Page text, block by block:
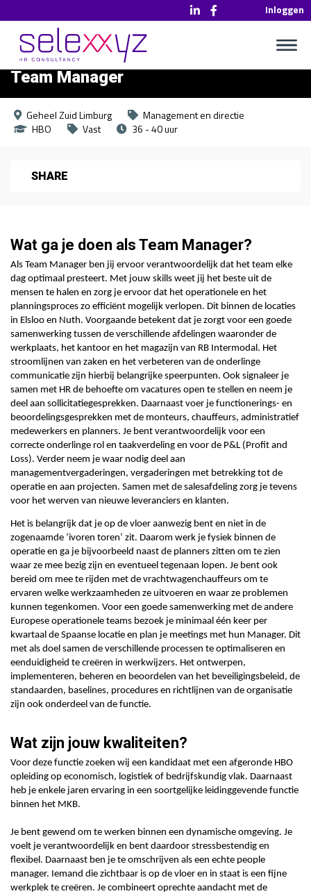
Inloggen
Team Manager
Geheel Zuid Limburg
Management en directie
HBO
Vast 36 - 40 uur
SHARE
Wat ga je doen als Team Manager?
Als Team Manager ben jij ervoor verantwoordelijk dat het team elke
dag optimaal presteert. Met jouw skills weet jij het beste uit de
mensen te halen en zorg je ervoor dat het operationele en het
planningsproces zo efficiënt mogelijk verlopen. Dit binnen de locaties
in Elsloo en Nuth. Voorgaande betekent dat je zorgt voor een goede
samenwerking tussen de verschillende afdelingen waaronder de
werkplaats, het kantoor en het magazijn van RB Intermodal. Het
stroomlijnen van zaken en het verbeteren van de onderlinge
communicatie zijn hierbij belangrijke speerpunten. Ook signaleer je
samen met HR de behoefte om vacatures open te stellen en neem je
deel aan sollicitatiegesprekken. Daarnaast voer je functionerings- en
beoordelingsgesprekken met de monteurs, chauffeurs, administratief
medewerkers en planners. Je bent verantwoordelijk voor een
correcte onderlinge rol en taakverdeling en voor de P&L (Profit and
Loss). Verder neem je waar nodig deel aan
managementvergaderingen, vergaderingen met betrekking tot de
operatie en aan projecten. Samen met de salesafdeling zorg je tevens
voor het werven van nieuwe leveranciers en klanten.
Het is belangrijk dat je op de vloer aanwezig bent en niet in de
zogenaamde ‘ivoren toren’ zit. Daarom werk je fysiek binnen de
operatie en ga je bijvoorbeeld naast de planners zitten om te zien
waar ze mee bezig zijn en eventueel tegenaan lopen. Je bent ook
bereid om mee te rijden met de vrachtwagenchauffeurs om te
ervaren welke werkzaamheden ze uitvoeren en waar ze problemen
kunnen tegenkomen. Voor een goede samenwerking met de andere
Europese operationele teams bezoek je minimaal één keer per
kwartaal de Spaanse locatie en plan je meetings met hun Manager. Dit
met als doel samen de verschillende processen te optimaliseren en
eenduidigheid te creëren in werkwijzers. Het ontwerpen,
implementeren, beheren en beoordelen van het beveiligingsbeleid, de
standaarden, baselines, procedures en richtlijnen van de organisatie
zijn ook onderdeel van de functie.
Wat zijn jouw kwaliteiten?
Voor deze functie zoeken wij een kandidaat met een afgeronde HBO
opleiding op economisch, logistiek of bedrijfskundig vlak. Daarnaast
heb je enkele jaren ervaring in een soortgelijke leidinggevende functie
binnen het MKB.
Je bent gewend om te werken binnen een dynamische omgeving. Je
voelt je verantwoordelijk en bent daardoor stressbestendig en
flexibel. Daarnaast ben je te omschrijven als een echte people
manager. Iemand die zichtbaar is op de vloer en in staat is een fijne
werkplek te creëren. Je combineert oprechte aandacht met de